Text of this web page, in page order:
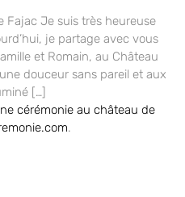
Fajac Je suis très heureuse
je partage avec vous
et Romain, au Château
douceur sans pareil et aux
[…]
cérémonie au château de
.